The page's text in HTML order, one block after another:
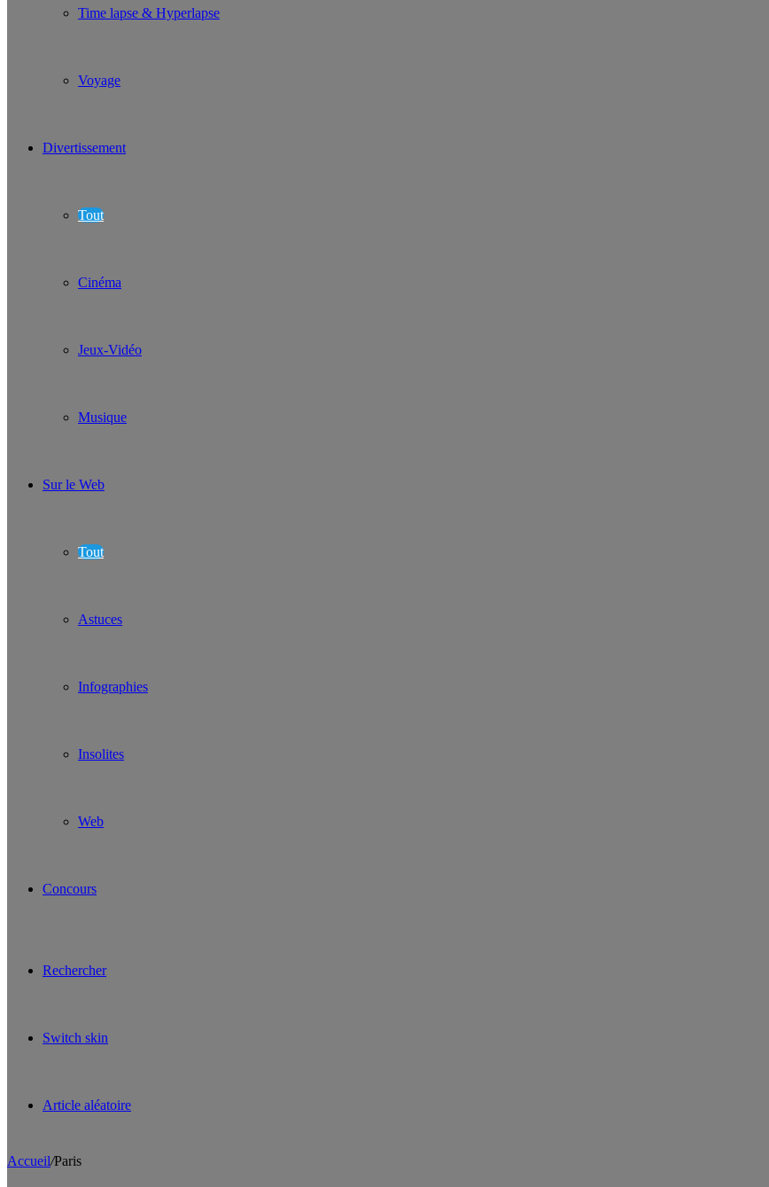
Time lapse & Hyperlapse
Voyage
Divertissement
Tout
Cinéma
Jeux-Vidéo
Musique
Sur le Web
Tout
Astuces
Infographies
Insolites
Web
Concours
Rechercher
Switch skin
Article aléatoire
Accueil/Paris